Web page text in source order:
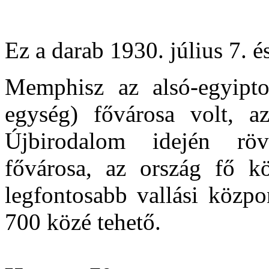
Ez a darab 1930. július 7.
Memphisz az alsó-
egység) fővárosa volt,
Újbirodalom idején
fővárosa, az ország fő
legfontosabb vallási
700 közé tehető.